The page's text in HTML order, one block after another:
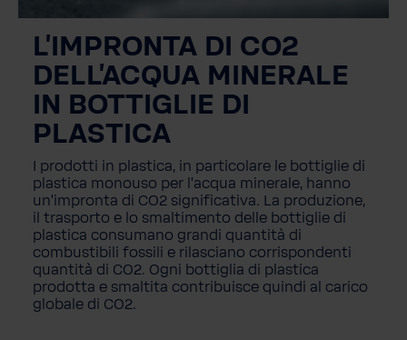
L'IMPRONTA DI CO2
DELL'ACQUA MINERALE
IN BOTTIGLIE DI
PLASTICA
I prodotti in plastica, in particolare le bottiglie di
plastica monouso per l'acqua minerale, hanno
un'impronta di CO2 significativa. La produzione,
il trasporto e lo smaltimento delle bottiglie di
plastica consumano grandi quantità di
combustibili fossili e rilasciano corrispondenti
quantità di CO2. Ogni bottiglia di plastica
prodotta e smaltita contribuisce quindi al carico
globale di CO2.